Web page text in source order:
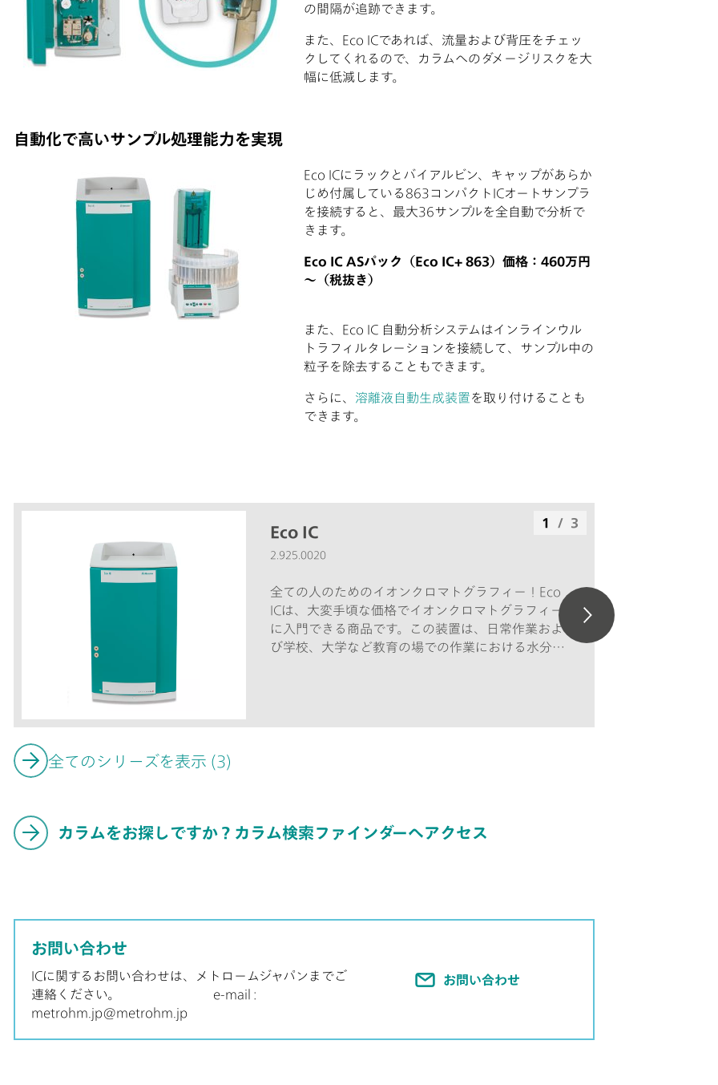
の間隔が追跡できます。
また、Eco ICであれば、流量および背圧をチェッ
クしてくれるので、カラムへのダメージリスクを大
幅に低減します。
自動化で高いサンプル処理能力を実現
Eco ICにラックとバイアルビン、キャップがあらか
じめ付属している863コンパクトICオートサンプラ
を接続すると、最大36サンプルを全自動で分析で
きます。
Eco IC ASパック（Eco IC+ 863）価格：460万円
～（税抜き）
また、Eco IC 自動分析システムはインラインウル
トラフィルタレーションを接続して、サンプル中の
粒子を除去することもできます。
さらに、 溶離液自動生成装置を取り付けることも
できます。
Eco IC
2.925.0020
全ての人のためのイオンクロマトグラフィー！Eco
ICは、大変手頃な価格でイオンクロマトグラフィー
に入門できる商品です。この装置は、日常作業およ
び学校、大学など教育の場での作業における水分分
1 / 3
全てのシリーズを表示 (3)
カラムをお探しですか？カラム検索ファインダーへアクセス
お問い合わせ
ICに関するお問い合わせは、メトロームジャパンまでご
連絡ください。 e-mail :
metrohm.jp@metrohm.jp
お問い合わせ